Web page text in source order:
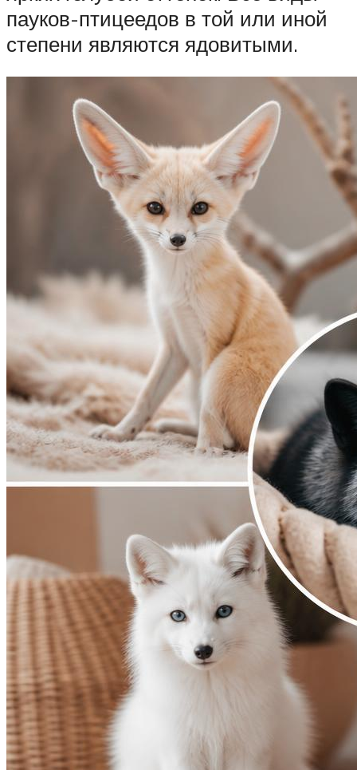
пауков-птицеедов в той или иной
степени являются ядовитыми.